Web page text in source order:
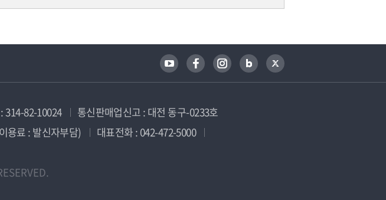
314-82-10024
통신판매업신고 : 대전 동구-0233호
용료 : 발신자부담)
대표전화 : 042-472-5000